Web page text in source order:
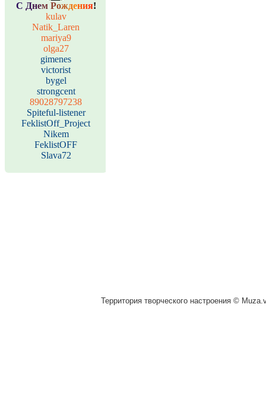
С Днем Рождения!
kulav
Natik_Laren
mariya9
olga27
gimenes
victorist
bygel
strongcent
89028797238
Spiteful-listener
FeklistOff_Project
Nikem
FeklistOFF
Slava72
Территория творческого настроения ©